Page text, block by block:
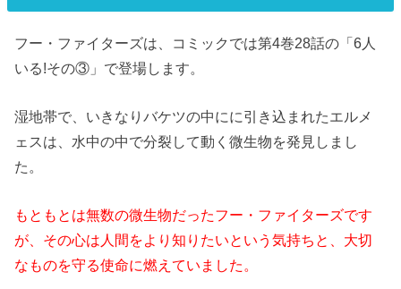
フー・ファイターズは、コミックでは第4巻28話の「6人
いる!その③」で登場します。
湿地帯で、いきなりバケツの中にに引き込まれたエルメ
ェスは、水中の中で分裂して動く微生物を発見しまし
た。
もともとは無数の微生物だったフー・ファイターズです
が、その心は人間をより知りたいという気持ちと、大切
なものを守る使命に燃えていました。